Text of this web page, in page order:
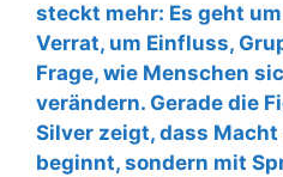
steckt mehr: Es geht
Verrat, um Einfluss,
Frage, wie Menschen
verändern. Gerade die
Silver zeigt, dass
beginnt, sondern mit